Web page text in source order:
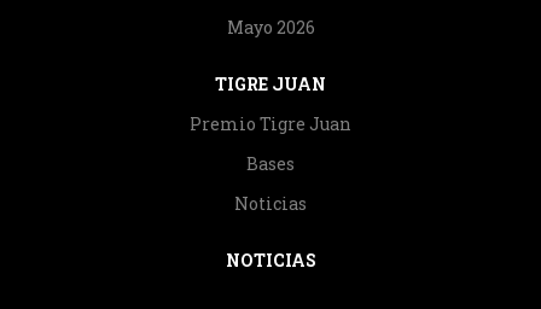
Mayo 2026
TIGRE JUAN
Premio Tigre Juan
Bases
Noticias
NOTICIAS